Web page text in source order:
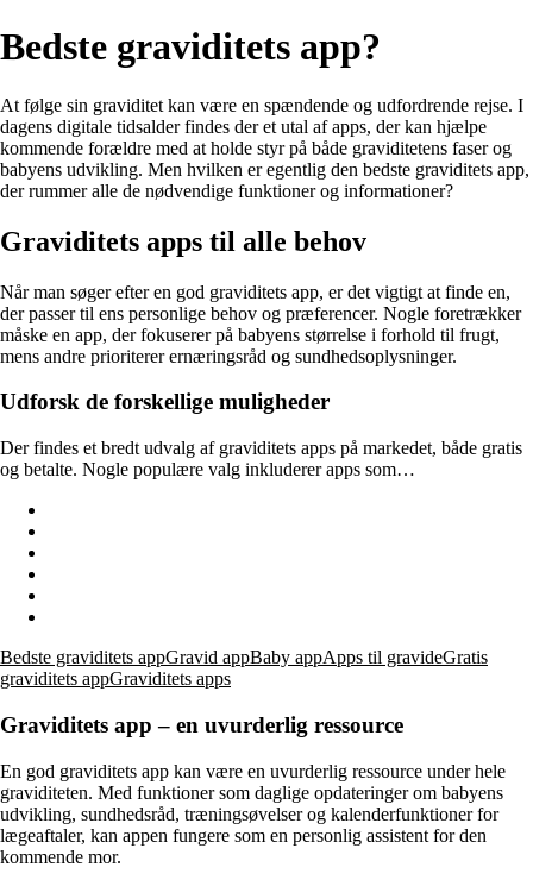
Bedste graviditets app?
At følge sin graviditet kan være en spændende og udfordrende rejse. I
dagens digitale tidsalder findes der et utal af apps, der kan hjælpe
kommende forældre med at holde styr på både graviditetens faser og
babyens udvikling. Men hvilken er egentlig den bedste graviditets app,
der rummer alle de nødvendige funktioner og informationer?
Graviditets apps til alle behov
Når man søger efter en god graviditets app, er det vigtigt at finde en,
der passer til ens personlige behov og præferencer. Nogle foretrækker
måske en app, der fokuserer på babyens størrelse i forhold til frugt,
mens andre prioriterer ernæringsråd og sundhedsoplysninger.
Udforsk de forskellige muligheder
Der findes et bredt udvalg af graviditets apps på markedet, både gratis
og betalte. Nogle populære valg inkluderer apps som…
Bedste graviditets appGravid appBaby appApps til gravideGratis
graviditets appGraviditets apps
Graviditets app – en uvurderlig ressource
En god graviditets app kan være en uvurderlig ressource under hele
graviditeten. Med funktioner som daglige opdateringer om babyens
udvikling, sundhedsråd, træningsøvelser og kalenderfunktioner for
lægeaftaler, kan appen fungere som en personlig assistent for den
kommende mor.